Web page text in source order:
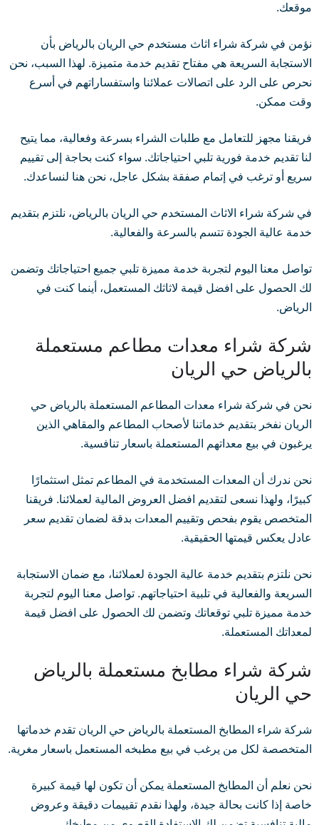
موقعك.
نؤمن في شركة شراء اثاث مستخدم حي الريان بالرياض بأن
الاستجابة السريعة هي مفتاح تقديم خدمة متميزة. لهذا السبب، نحن
نحرص على الرد على اتصالات عملائنا واستفساراتهم في أسرع
وقت ممكن.
فريقنا مجهز للتعامل مع طلبات الشراء بسرعة وفعالية، مما يتيح
لنا تقديم خدمة فورية تلبي احتياجاتك. سواء كنت بحاجة إلى تقييم
سريع أو ترغب في إتمام صفقة بشكل عاجل، نحن هنا لنساعدك.
في شركة شراء الاثاث المستخدم حي الريان بالرياض، نلتزم بتقديم
خدمة عالية الجودة تتسم بالسرعة والفعالية.
تواصل معنا اليوم لتجربة خدمة مميزة تلبي جميع احتياجاتك وتضمن
لك الحصول على افضل قيمة لاثاثك المستعمل، أينما كنت في
الرياض.
شركة شراء معدات مطاعم مستعملة
بالرياض حي الريان
نحن في شركة شراء معدات المطاعم المستعملة بالرياض حي
الريان نفخر بتقديم خدماتنا لأصحاب المطاعم والمقاهي الذين
يرغبون في بيع معداتهم المستعملة باسعار تنافسية.
نحن ندرك أن المعدات المستخدمة في المطاعم تمثل استثمارًا
كبيرًا، ولهذا نسعى لتقديم افضل العروض المالية لعملائنا. فريقنا
المتخصص يقوم بفحص وتقييم المعدات بدقة لضمان تقديم سعر
عادل يعكس قيمتها الحقيقية.
نحن نلتزم بتقديم خدمة عالية الجودة لعملائنا، مع ضمان الاستجابة
السريعة والفعالية في تلبية احتياجاتهم. تواصل معنا اليوم لتجربة
خدمة مميزة تلبي توقعاتك وتضمن لك الحصول على افضل قيمة
لمعداتك المستعملة.
شركة شراء مطابخ مستعملة بالرياض
حي الريان
شركة شراء المطابخ المستعملة بالرياض حي الريان تقدم خدماتها
المتخصصة لكل من يرغب في بيع مطبخه المستعمل باسعار مغرية.
نحن نعلم أن المطابخ المستعملة يمكن أن تكون لها قيمة كبيرة
خاصة إذا كانت بحالة جيدة، ولهذا نقدم تقييمات دقيقة وعروض